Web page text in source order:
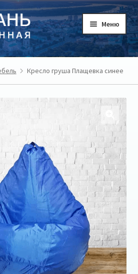
Меню
Кресло груша Плащевка синее